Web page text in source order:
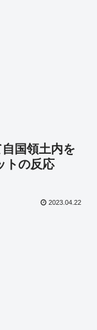
自国領土内を
トの反応
2023.04.22